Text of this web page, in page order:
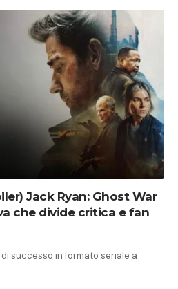
Jack Ryan: Ghost War
che divide critica e fan
successo in formato seriale a